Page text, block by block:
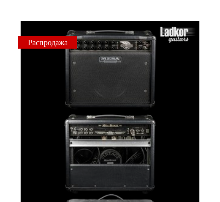
Распродажа